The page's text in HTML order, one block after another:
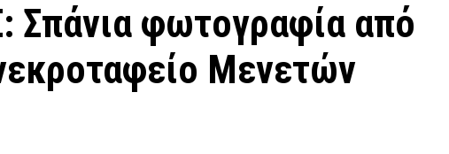
φωτογραφία από
Μενετών